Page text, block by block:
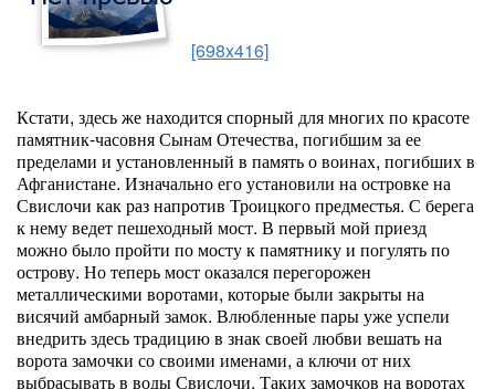
[698x416]
Кстати, здесь же находится спорный для многих по красоте
памятник-часовня Сынам Отечества, погибшим за ее
пределами и установленный в память о воинах, погибших в
Афганистане. Изначально его установили на островке на
Свислочи как раз напротив Троицкого предместья. С берега
к нему ведет пешеходный мост. В первый мой приезд
можно было пройти по мосту к памятнику и погулять по
острову. Но теперь мост оказался перегорожен
металлическими воротами, которые были закрыты на
висячий амбарный замок. Влюбленные пары уже успели
внедрить здесь традицию в знак своей любви вешать на
ворота замочки со своими именами, а ключи от них
выбрасывать в воды Свислочи. Таких замочков на воротах